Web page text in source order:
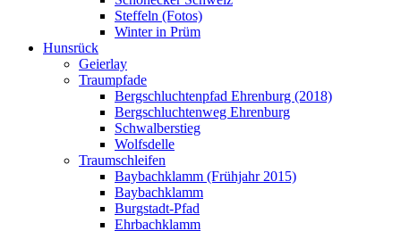
Steffeln (Fotos)
Winter in Prüm
Hunsrück
Geierlay
Traumpfade
Bergschluchtenpfad Ehrenburg (2018)
Bergschluchtenweg Ehrenburg
Schwalberstieg
Wolfsdelle
Traumschleifen
Baybachklamm (Frühjahr 2015)
Baybachklamm
Burgstadt-Pfad
Ehrbachklamm